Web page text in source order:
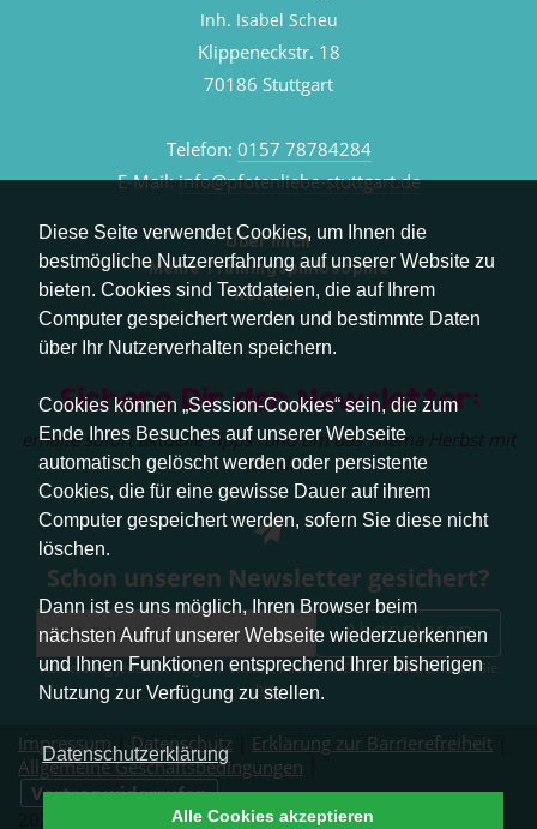
Diese Seite verwendet Cookies, um Ihnen die
bestmögliche Nutzererfahrung auf unserer Website zu
bieten. Cookies sind Textdateien, die auf Ihrem
Computer gespeichert werden und bestimmte Daten
über Ihr Nutzerverhalten speichern.
Cookies können „Session-Cookies“ sein, die zum
Ende Ihres Besuches auf unserer Webseite
automatisch gelöscht werden oder persistente
Cookies, die für eine gewisse Dauer auf ihrem
Computer gespeichert werden, sofern Sie diese nicht
löschen.
Dann ist es uns möglich, Ihren Browser beim
nächsten Aufruf unserer Webseite wiederzuerkennen
und Ihnen Funktionen entsprechend Ihrer bisherigen
Nutzung zur Verfügung zu stellen.
Datenschutzerklärung
Alle Cookies akzeptieren
Inh. Isabel Scheu
Klippeneckstr. 18
70186 Stuttgart
Telefon: 0157 78784284
E-Mail:info@pfotenliebe-stuttgart.de
Über mich
Meine Trainingsphilosophie
Kontakt
Sichere Dir den Newsletter:
erhalte sofort aktuelle Tipps rund um das Thema Herbst mit
Hund.
Schon unseren Newsletter gesichert?
Abonnieren
Abmeldung jederzeit möglich. Weitere Infos zum Datenschutz erhalten Sie
hier.
Impressum| Datenschutz Erklärung zur Barrierefreiheit
Allgemeine Geschäftsbedingungen
Vertrag widerrufen
2026 © Pfotenliebe Stuttgart. Alle Rechte vorbehalten.